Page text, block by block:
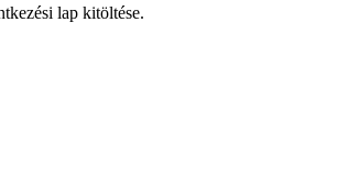
lap kitöltése.